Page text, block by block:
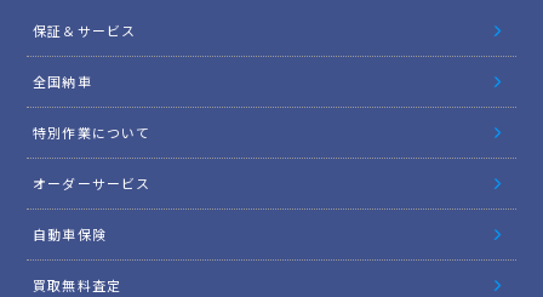
保証＆サービス
全国納車
特別作業について
オーダーサービス
自動車保険
買取無料査定